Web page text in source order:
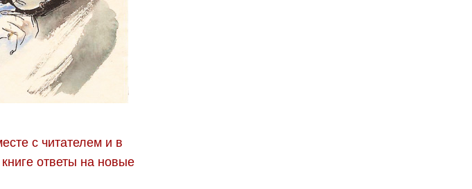
с читателем и в
ответы на новые